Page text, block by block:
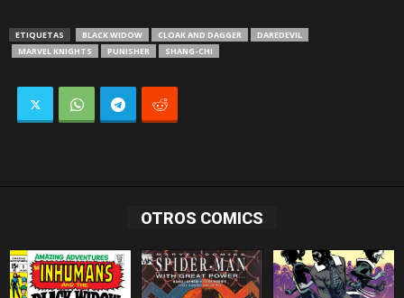
ETIQUETAS BLACK WIDOW CLOAK AND DAGGER
DAREDEVIL
MARVEL KNIGHTS
PUNISHER SHANG-CHI
OTROS COMICS